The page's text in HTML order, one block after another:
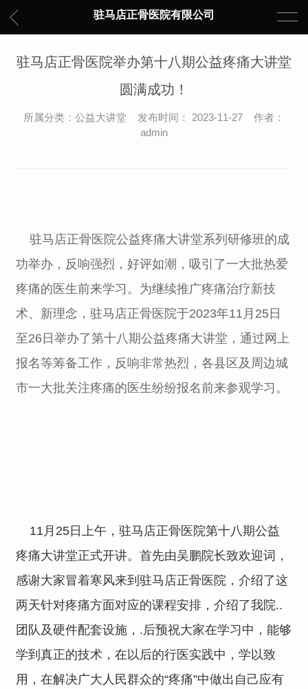
驻马店正骨医院有限公司
驻马店正骨医院举办第十八期公益疼痛大讲堂
圆满成功！
所属分类：公益大讲堂 发布时间： 2023-11-27 作者：
admin
驻马店正骨医院公益疼痛大讲堂系列研修班的成
功举办，反响强烈，好评如潮，吸引了一大批热爱
疼痛的医生前来学习。为继续推广疼痛治疗新技
术、新理念，驻马店正骨医院于2023年11月25日
至26日举办了第十八期公益疼痛大讲堂，通过网上
报名等筹备工作，反响非常热烈，各县区及周边城
市一大批关注疼痛的医生纷纷报名前来参观学习。
11月25日上午，驻马店正骨医院第十八期公益
疼痛大讲堂正式开讲。首先由吴鹏院长致欢迎词，
感谢大家冒着寒风来到驻马店正骨医院，介绍了这
两天针对疼痛方面对应的课程安排，介绍了我院..
团队及硬件配套设施，.后预祝大家在学习中，能够
学到真正的技术，在以后的行医实践中，学以致
用，在解决广大人民群众的“疼痛”中做出自己应有